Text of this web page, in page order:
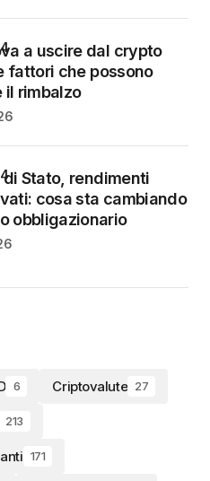
a uscire dal crypto
fattori che possono
il rimbalzo
di Stato, rendimenti
cosa sta cambiando
obbligazionario
6 Criptovalute 27
213
171